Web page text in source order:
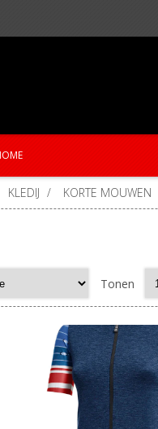
KLEDIJ / KORTE MOUWEN
Tonen